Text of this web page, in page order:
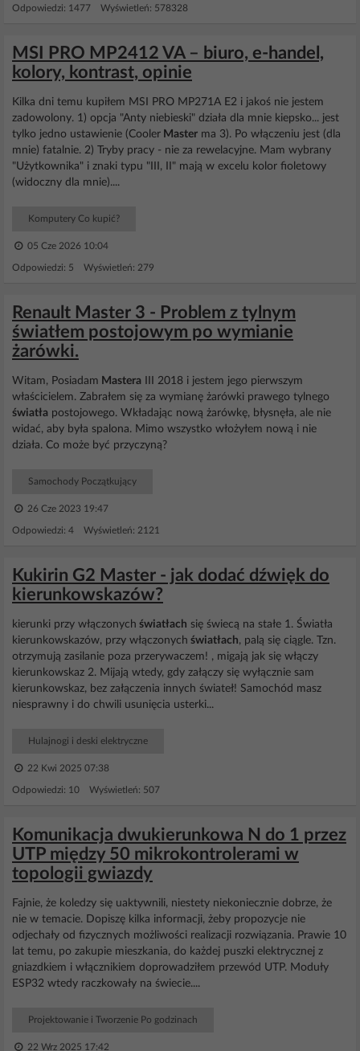
Odpowiedzi: 1477 Wyświetleń: 578328
MSI PRO MP2412 VA – biuro, e-handel,
kolory, kontrast, opinie
Kilka dni temu kupiłem MSI PRO MP271A E2 i jakoś nie jestem
zadowolony. 1) opcja "Anty niebieski" działa dla mnie kiepsko... jest
tylko jedno ustawienie (Cooler Master ma 3). Po włączeniu jest (dla
mnie) fatalnie. 2) Tryby pracy - nie za rewelacyjne. Mam wybrany
"Użytkownika" i znaki typu "III, II" mają w excelu kolor fioletowy
(widoczny dla mnie)....
Komputery Co kupić?
05 Cze 2026 10:04
Odpowiedzi: 5 Wyświetleń: 279
Renault Master 3 - Problem z tylnym
światłem postojowym po wymianie
żarówki.
Witam, Posiadam Mastera III 2018 i jestem jego pierwszym
właścicielem. Zabrałem się za wymianę żarówki prawego tylnego
światła postojowego. Wkładając nową żarówkę, błysnęła, ale nie
widać, aby była spalona. Mimo wszystko włożyłem nową i nie
działa. Co może być przyczyną?
Samochody Początkujący
26 Cze 2023 19:47
Odpowiedzi: 4 Wyświetleń: 2121
Kukirin G2 Master - jak dodać dźwięk do
kierunkowskazów?
kierunki przy włączonych światłach się świecą na stałe 1. Światła
kierunkowskazów, przy włączonych światłach, palą się ciągle. Tzn.
otrzymują zasilanie poza przerywaczem! , migają jak się włączy
kierunkowskaz 2. Mijają wtedy, gdy załączy się wyłącznie sam
kierunkowskaz, bez załączenia innych świateł! Samochód masz
niesprawny i do chwili usunięcia usterki...
Hulajnogi i deski elektryczne
22 Kwi 2025 07:38
Odpowiedzi: 10 Wyświetleń: 507
Komunikacja dwukierunkowa N do 1 przez
UTP między 50 mikrokontrolerami w
topologii gwiazdy
Fajnie, że koledzy się uaktywnili, niestety niekoniecznie dobrze, że
nie w temacie. Dopiszę kilka informacji, żeby propozycje nie
odjechały od fizycznych możliwości realizacji rozwiązania. Prawie 10
lat temu, po zakupie mieszkania, do każdej puszki elektrycznej z
gniazdkiem i włącznikiem doprowadziłem przewód UTP. Moduły
ESP32 wtedy raczkowały na świecie....
Projektowanie i Tworzenie Po godzinach
22 Wrz 2025 17:42